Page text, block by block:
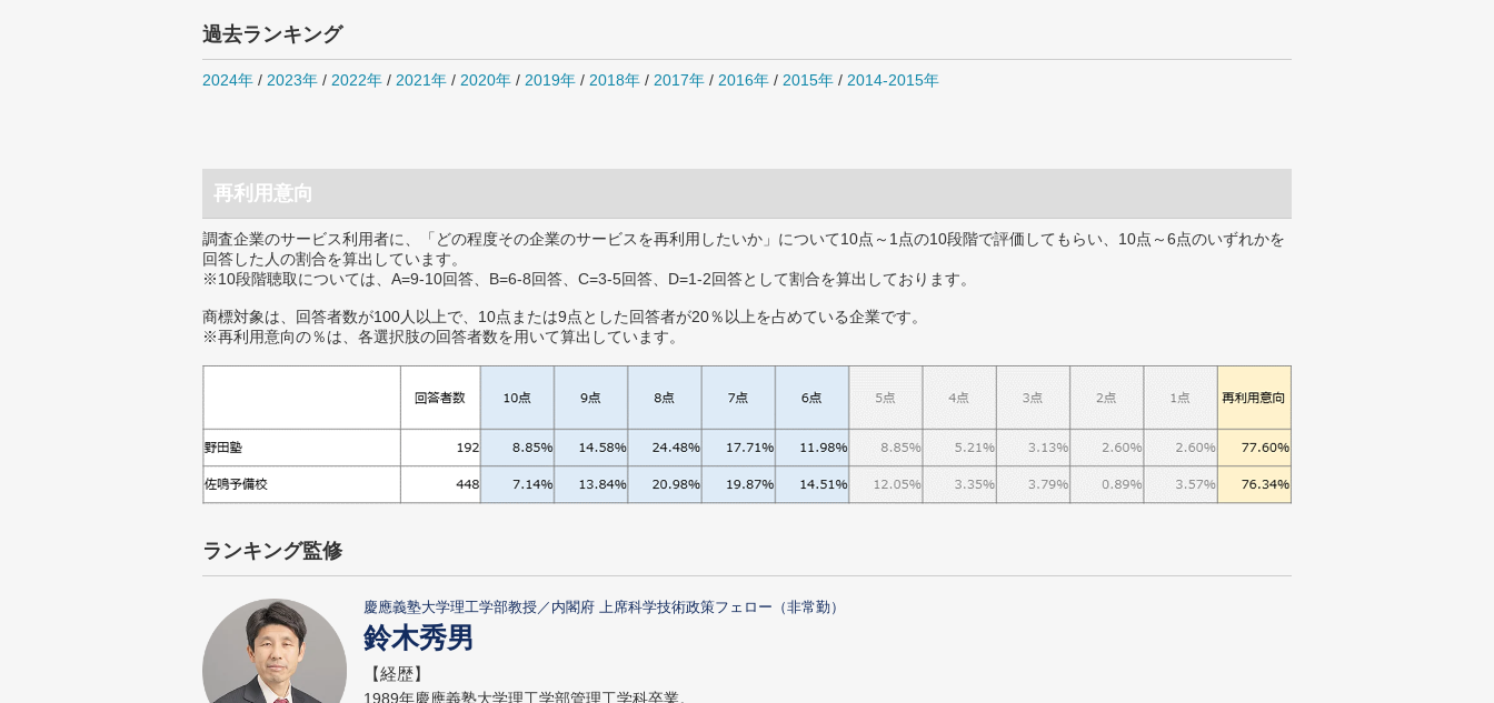
過去ランキング
2024年 / 2023年 / 2022年 / 2021年 / 2020年 / 2019年 / 2018年 / 2017年 / 2016年 / 2015年 / 2014-2015年
再利用意向
調査企業のサービス利用者に、「どの程度その企業のサービスを再利用したいか」について10点～1点の10段階で評価してもらい、10点～6点のいずれかを
回答した人の割合を算出しています。
※10段階聴取については、A=9-10回答、B=6-8回答、C=3-5回答、D=1-2回答として割合を算出しております。
商標対象は、回答者数が100人以上で、10点または9点とした回答者が20％以上を占めている企業です。
※再利用意向の％は、各選択肢の回答者数を用いて算出しています。
ランキング監修
慶應義塾大学理工学部教授／内閣府 上席科学技術政策フェロー（非常勤）
鈴木秀男
【経歴】
1989年慶應義塾大学理工学部管理工学科卒業。